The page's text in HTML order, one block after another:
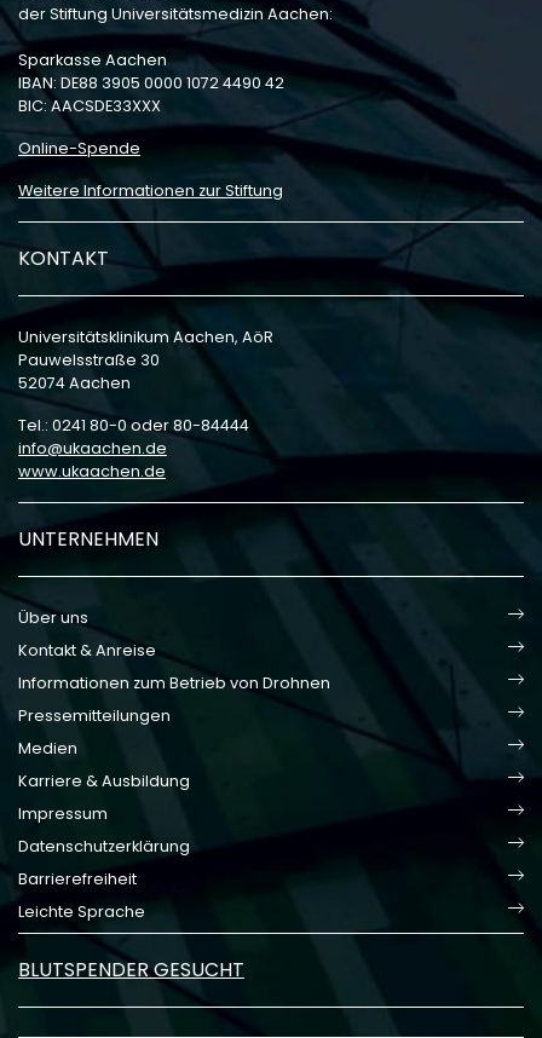
der Stiftung Universitätsmedizin Aachen:
Sparkasse Aachen
IBAN: DE88 3905 0000 1072 4490 42
BIC: AACSDE33XXX
Online-Spende
Weitere Informationen zur Stiftung
KONTAKT
Universitätsklinikum Aachen, AöR
Pauwelsstraße 30
52074 Aachen
Tel.: 0241 80-0 oder 80-84444
info
ukaachen de
www.ukaachen.de
UNTERNEHMEN
Über uns
Kontakt & Anreise
Informationen zum Betrieb von Drohnen
Pressemitteilungen
Medien
Karriere & Ausbildung
Impressum
Datenschutzerklärung
Barrierefreiheit
Leichte Sprache
BLUTSPENDER GESUCHT